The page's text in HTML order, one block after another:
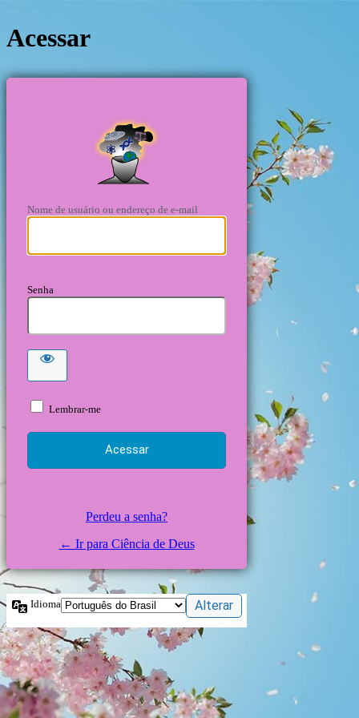
Acessar
https://
Nome de usuário ou endereço de e-mail
Senha
Lembrar-me
Perdeu a senha?
← Ir para Ciência de Deus
Idioma